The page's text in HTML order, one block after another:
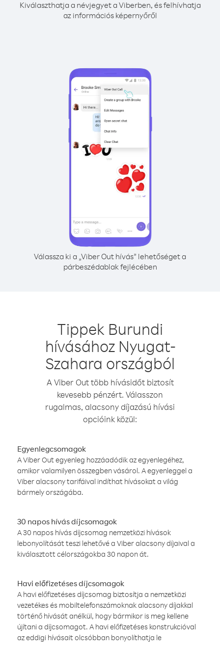
Kiválaszthatja a névjegyet a Viberben, és felhívhatja
az információs képernyőről
Válassza ki a „Viber Out hívás” lehetőséget a
párbeszédablak fejlécében
Tippek Burundi
hívásához Nyugat-
Szahara országból
A Viber Out több hívásidőt biztosít
kevesebb pénzért. Válasszon
rugalmas, alacsony díjazású hívási
opcióink közül:
Egyenlegcsomagok
A Viber Out egyenleg hozzáadódik az egyenlegéhez,
amikor valamilyen összegben vásárol. A egyenleggel a
Viber alacsony tarifáival indíthat hívásokat a világ
bármely országába.
30 napos hívás díjcsomagok
A 30 napos hívás díjcsomag nemzetközi hívások
lebonyolítását teszi lehetővé a Viber alacsony díjaival a
kiválasztott célországokba 30 napon át.
Havi előfizetéses díjcsomagok
A havi előfizetéses díjcsomag biztosítja a nemzetközi
vezetékes és mobiltelefonszámoknak alacsony díjakkal
történő hívását anélkül, hogy bármikor is meg kellene
újítani a díjcsomagot. A havi előfizetéses konstrukcióval
az eddigi hívásait olcsóbban bonyolíthatja le